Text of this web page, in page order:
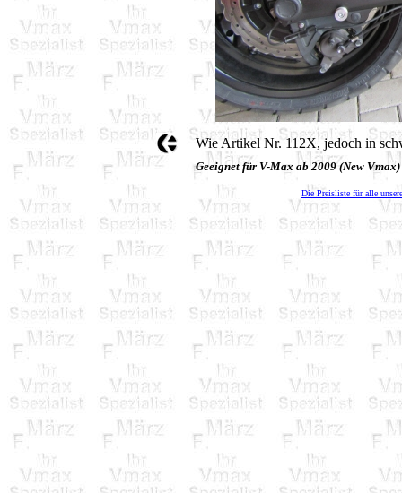
Wie Artikel Nr. 112X, jedoch in
Geeignet für V-Max ab 2009 (New Vmax)
Die Preisliste für alle